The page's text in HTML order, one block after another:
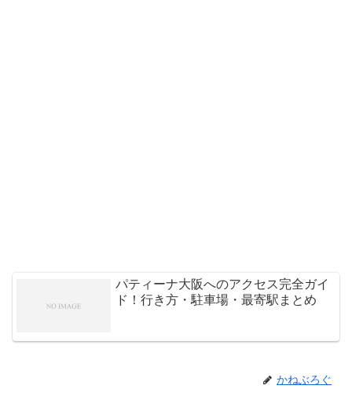
パティーナ大阪へのアクセス完全ガイ
ド！行き方・駐車場・最寄駅まとめ
かねぶろぐ